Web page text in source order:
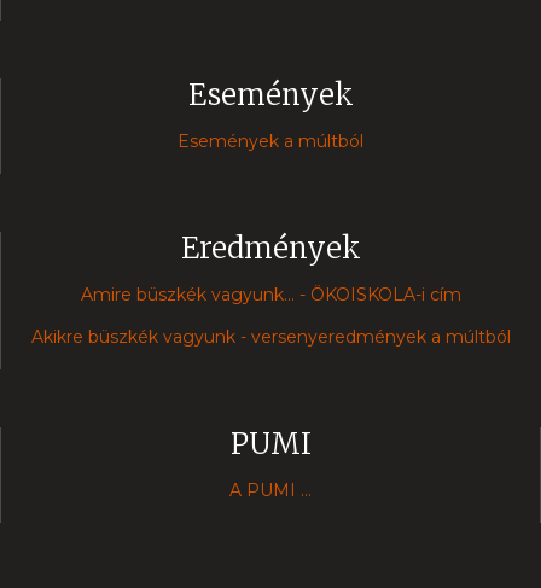
Események
Események a múltból
Eredmények
Amire büszkék vagyunk... - ÖKOISKOLA-i cím
Akikre büszkék vagyunk - versenyeredmények a múltból
PUMI
A PUMI ...